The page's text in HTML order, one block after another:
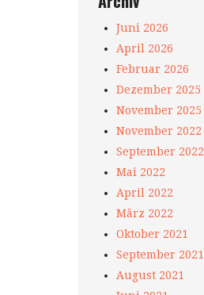
Juni 2026
April 2026
Februar 2026
Dezember 2025
November 2025
November 2022
September 2022
Mai 2022
April 2022
März 2022
Oktober 2021
September 2021
August 2021